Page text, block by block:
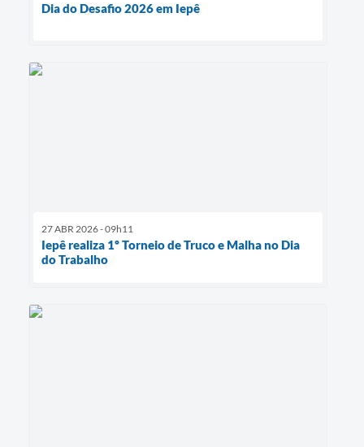
Dia do Desafio 2026 em Iepê
27 ABR 2026 - 09h11
Iepê realiza 1º Torneio de Truco e Malha no Dia
do Trabalho